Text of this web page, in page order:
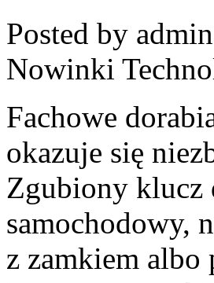
Posted by admin
Nowinki
Fachowe
okazuje się
Zgubiony klucz
samochodowy,
z zamkiem albo